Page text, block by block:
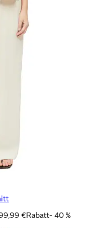
€Rabatt- 40 %